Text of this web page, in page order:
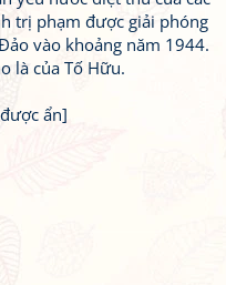
trị phạm được giải phóng
vào khoảng năm 1944.
là của Tố Hữu.
ẩn]